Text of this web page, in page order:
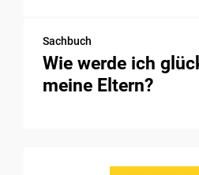
Sachbuch
Wie werde ich
meine Eltern?